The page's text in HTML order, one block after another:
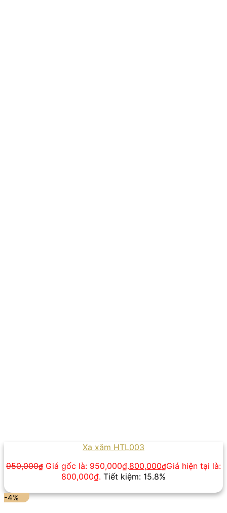
Xa xăm HTL003
950,000₫ Giá gốc là: 950,000₫.800,000₫Giá hiện tại là:
800,000₫. Tiết kiệm: 15.8%
-4%